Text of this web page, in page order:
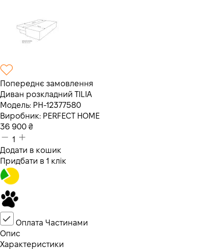
Попереднє замовлення
Диван розкладний TILIA
Модель: PH-12377580
Виробник: PERFECT HOME
36 900 ₴
1
Додати в кошик
Придбати в 1 клік
Оплата Частинами
Опис
Характеристики